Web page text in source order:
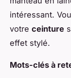
intéressant.
votre ceinture
effet stylé.
Mots-clés à